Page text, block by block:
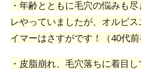
・年齢とともに毛穴の悩みも
レやっていましたが、オルビ
イマーはさすがです！（40代前
・皮脂崩れ、毛穴落ちに着目